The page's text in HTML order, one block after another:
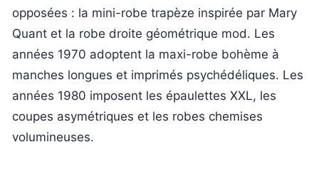
opposées : la mini-robe trapèze inspirée par Mary
Quant et la robe droite géométrique mod. Les
années 1970 adoptent la maxi-robe bohème à
manches longues et imprimés psychédéliques. Les
années 1980 imposent les épaulettes XXL, les
coupes asymétriques et les robes chemises
volumineuses.